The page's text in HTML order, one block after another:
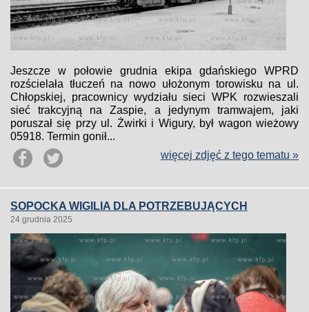
Jeszcze w połowie grudnia ekipa gdańskiego WPRD
rozścielała tłuczeń na nowo ułożonym torowisku na ul.
Chłopskiej, pracownicy wydziału sieci WPK rozwieszali
sieć trakcyjną na Zaspie, a jedynym tramwajem, jaki
poruszał się przy ul. Żwirki i Wigury, był wagon wieżowy
05918. Termin gonił...
więcej zdjęć z tego tematu »
SOPOCKA WIGILIA DLA POTRZEBUJĄCYCH
24 grudnia 2025